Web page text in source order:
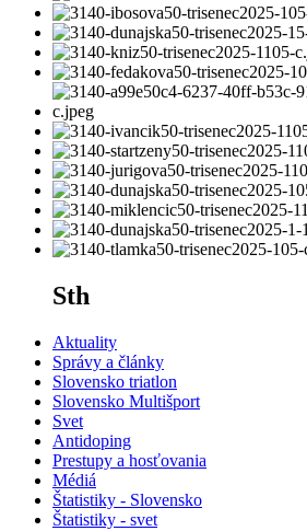
Sth
Aktuality
Správy a články
Slovensko triatlon
Slovensko Multišport
Svet
Antidoping
Prestupy a hosťovania
Médiá
Štatistiky - Slovensko
Štatistiky - svet